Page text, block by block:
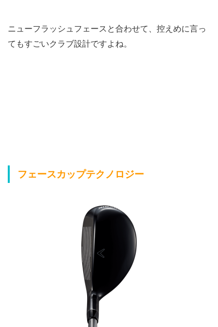
ニューフラッシュフェースと合わせて、控えめに言っ
てもすごいクラブ設計ですよね。
フェースカップテクノロジー